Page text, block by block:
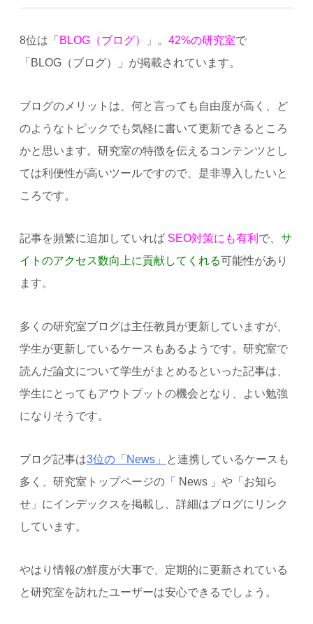
8位は「 BLOG（ブログ） 」。 42%の研究室で
「BLOG（ブログ）」が掲載されています。
ブログのメリットは、何と言っても自由度が高く、ど
のようなトピックでも気軽に書いて更新できるところ
かと思います。研究室の特徴を伝えるコンテンツとし
ては利便性が高いツールですので、是非導入したいと
ころです。
記事を頻繁に追加していればSEO対策にも有利 で、 サ
イトのアクセス数向上に貢献してくれる可能性があり
ます。
多くの研究室ブログは主任教員が更新していますが、
学生が更新しているケースもあるようです。研究室で
読んだ論文について学生がまとめるといった記事は、
学生にとってもアウトプットの機会となり、よい勉強
になりそうです。
ブログ記事は3位の「News」
と連携しているケースも
多く、研究室トップページの「 News 」や「お知ら
せ」にインデックスを掲載し、詳細はブログにリンク
しています。
やはり情報の鮮度が大事で、定期的に更新されている
と研究室を訪れたユーザーは安心できるでしょう。